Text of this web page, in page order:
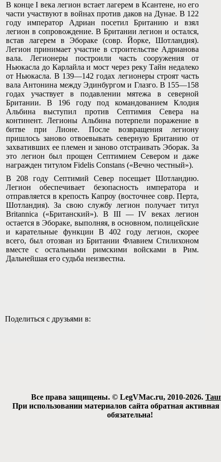
В конце I века легион встает лагерем в Ксантене, но его
части участвуют в войнах против даков на Дунае. В 122
году император Адриан посетил Британию и взял
легион в сопровождение. В Британии легион и остался,
встав лагерем в Эбораке (совр. Йорке, Шотландия).
Легион принимает участие в строительстве Адрианова
вала. Легионеры построили часть сооружения от
Ньюкасла до Карлайла и мост через реку Тайн недалеко
от Ньюкасла. В 139—142 годах легионеры строят часть
вала Антонина между Эдинбургом и Глазго. В 155—158
годах участвует в подавлении мятежа в северной
Британии. В 196 году под командованием Клодия
Альбина выступил против Септимия Севера на
континент. Легионы Альбина потерпели поражение в
битве при Лионе. После возвращения легиону
пришлось заново отвоевывать северную Британию от
захвативших ее племен и заново отстраивать Эборак. За
это легион был прощен Септимием Севером и даже
награжден титулом Fidelis Constans («Вечно честный»).
В 208 году Септимий Север посещает Шотландию.
Легион обеспечивает безопасность императора и
отправляется в крепость Капроу (восточнее совр. Перта,
Шотландия). За свою службу легион получает титул
Britannica («Британский»). В III — IV веках легион
остается в Эбораке, выполняя, в основном, полицейские
и карательные функции В 402 году легион, скорее
всего, был отозван из Британии Флавием Стилихоном
вместе с остальными римскими войсками в Рим.
Дальнейшая его судьба неизвестна.
Поделиться с друзьями в:
Все права защищены. © LegVMac.ru, 2010-2026.
При использовании материалов сайта обратная
обязательна!